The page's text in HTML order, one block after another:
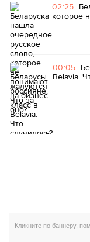
02:25
которое
00:05
Belavia.